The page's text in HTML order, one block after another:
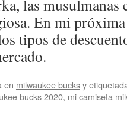
las musulmanas
En mi
tipos de
en milwaukee bucksy
bucks 2020, mi camiseta